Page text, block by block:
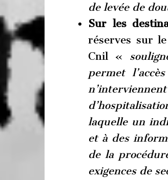
de levée de
Sur les
réserves sur
Cnil «
permet
laquelle un
et à des
de la
exigences de